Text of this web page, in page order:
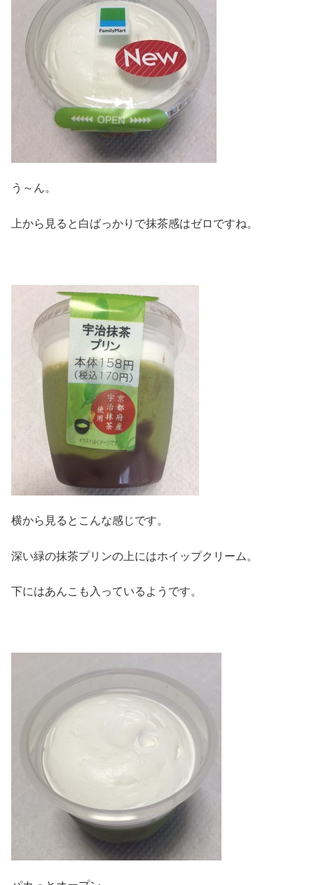
う～ん。
上から見ると白ばっかりで抹茶感はゼロですね。
横から見るとこんな感じです。
深い緑の抹茶プリンの上にはホイップクリーム。
下にはあんこも入っているようです。